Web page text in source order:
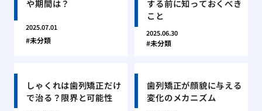
や期間は？
2025.07.01
未分類
する前に知っておくべき
こと
2025.06.30
未分類
しゃくれは歯列矯正だけ
で治る？限界と可能性
歯列矯正が顔貌に与える
変化のメカニズム